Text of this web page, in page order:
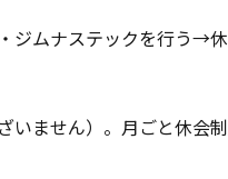
ジムナステックを行う→
いません）。月ごと休会